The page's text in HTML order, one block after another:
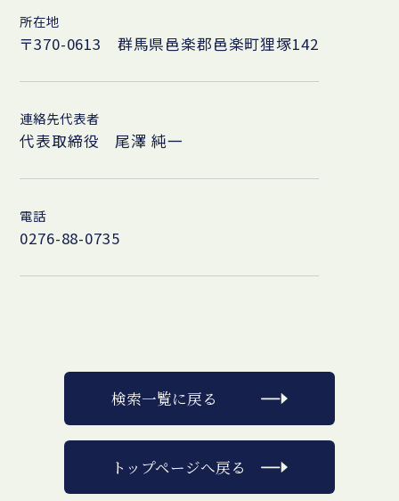
所在地
〒370-0613 群馬県邑楽郡邑楽町狸塚142
連絡先代表者
代表取締役 尾澤 純一
電話
0276-88-0735
検索一覧に戻る
トップページへ戻る